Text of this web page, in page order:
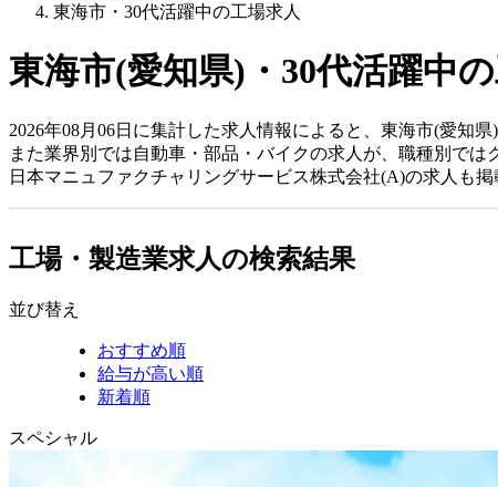
東海市・30代活躍中の工場求人
東海市(愛知県)・30代活躍中
2026年08月06日に集計した求人情報によると、東海市(愛知
また業界別では自動車・部品・バイクの求人が、職種別で
日本マニュファクチャリングサービス株式会社(A)の求人も
工場・製造業求人の検索結果
並び替え
おすすめ順
給与が高い順
新着順
スペシャル